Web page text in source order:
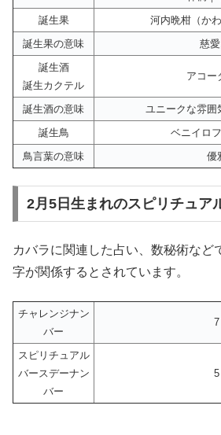
誕生果
河内晩柑（か
誕生果の意味
慈
誕生酒
誕生カクテル
アコー
誕生酒の意味
ユニークな雰囲
誕生鳥
ベニイロ
鳥言葉の意味
優
2月5日生まれのスピリチュア
カバラに関連した占い、数秘術など
字が関係するとされています。
チャレンジナン
バー
7
スピリチュアル
バースデーナン
バー
5